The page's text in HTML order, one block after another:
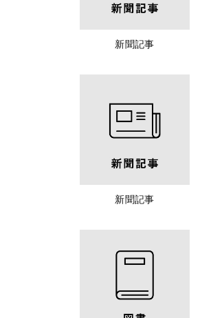
新聞記事
新聞記事